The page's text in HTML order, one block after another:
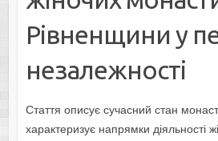
Рівненщини у
незалежності
Стаття описує сучасний стан
характеризує напрямки діяльності